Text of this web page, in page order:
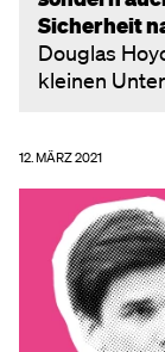
Sicherheit
Douglas
kleinen
12. MÄRZ 2021